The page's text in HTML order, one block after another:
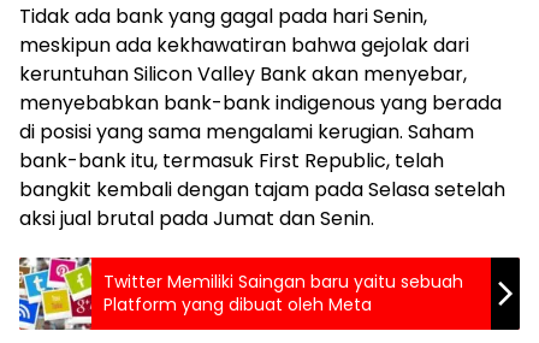
Tidak ada bank yang gagal pada hari Senin,
meskipun ada kekhawatiran bahwa gejolak dari
keruntuhan Silicon Valley Bank akan menyebar,
menyebabkan bank-bank indigenous yang berada
di posisi yang sama mengalami kerugian. Saham
bank-bank itu, termasuk First Republic, telah
bangkit kembali dengan tajam pada Selasa setelah
aksi jual brutal pada Jumat dan Senin.
Twitter Memiliki Saingan baru yaitu sebuah
Platform yang dibuat oleh Meta